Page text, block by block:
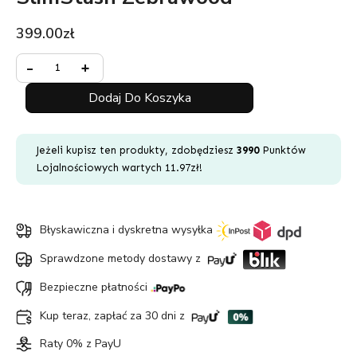
399.00zł
Minus
Quantity
-
ilość
Zestaw
DynaVap
M7
SlimStash
Zebrawood
Plus
Quantity
+
Dodaj Do Koszyka
Jeżeli kupisz ten produkty, zdobędziesz 3990Punktów
Lojalnościowych wartych 11.97zł!
Błyskawiczna i dyskretna wysyłka
Sprawdzone metody dostawy z
Bezpieczne płatności
Kup teraz, zapłać za 30 dni z
Raty 0% z PayU